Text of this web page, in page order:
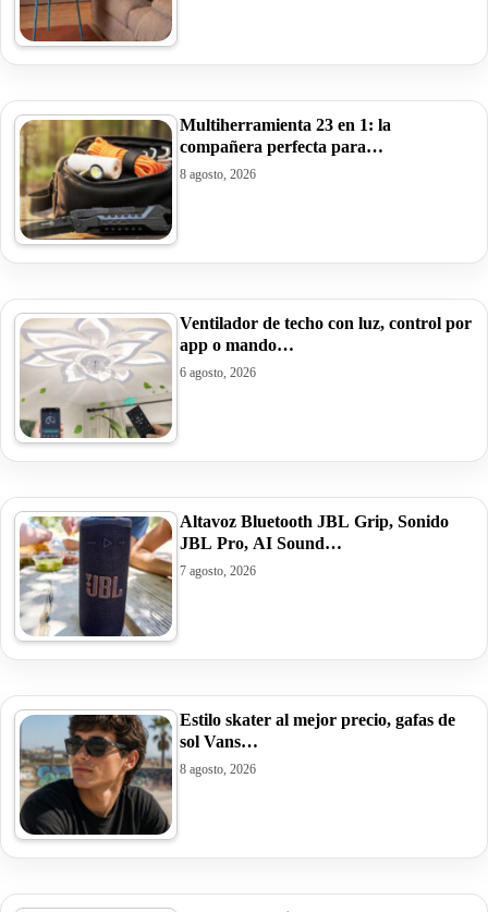
Multiherramienta 23 en 1: la
compañera perfecta para…
8 agosto, 2026
Ventilador de techo con luz, control por
app o mando…
6 agosto, 2026
Altavoz Bluetooth JBL Grip, Sonido
JBL Pro, AI Sound…
7 agosto, 2026
Estilo skater al mejor precio, gafas de
sol Vans…
8 agosto, 2026